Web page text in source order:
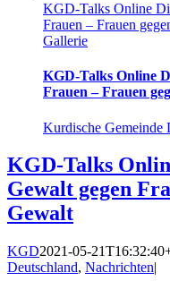
KGD-Talks Online
Frauen – Frauen
Gallerie
KGD-Talks Online
Frauen – Frauen
Kurdische Gemeinde
KGD-Talks
Gewalt gegen
Gewalt
KGD2021-05-
Deutschland, Nachrichten|